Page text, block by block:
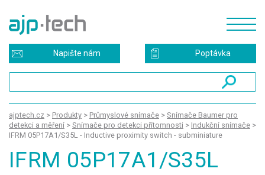
Poptávka
Napište nám
ajptech.cz > Produkty > Průmyslové snímače > Snímače Baumer pro
detekci a měření > Snímače pro detekci přítomnosti > Indukční snímače >
IFRM 05P17A1/S35L - Inductive proximity switch - subminiature
IFRM 05P17A1/S35L